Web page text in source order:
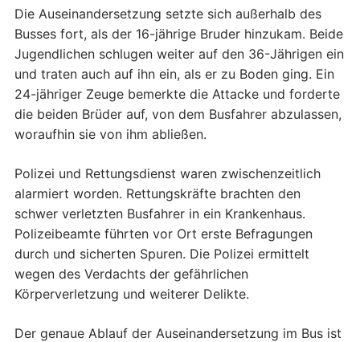
Die Auseinandersetzung setzte sich außerhalb des
Busses fort, als der 16-jährige Bruder hinzukam. Beide
Jugendlichen schlugen weiter auf den 36-Jährigen ein
und traten auch auf ihn ein, als er zu Boden ging. Ein
24-jähriger Zeuge bemerkte die Attacke und forderte
die beiden Brüder auf, von dem Busfahrer abzulassen,
woraufhin sie von ihm abließen.
Polizei und Rettungsdienst waren zwischenzeitlich
alarmiert worden. Rettungskräfte brachten den
schwer verletzten Busfahrer in ein Krankenhaus.
Polizeibeamte führten vor Ort erste Befragungen
durch und sicherten Spuren. Die Polizei ermittelt
wegen des Verdachts der gefährlichen
Körperverletzung und weiterer Delikte.
Der genaue Ablauf der Auseinandersetzung im Bus ist